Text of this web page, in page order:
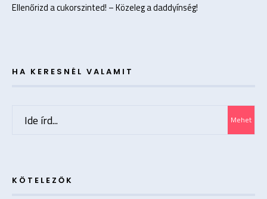
Ellenőrizd a cukorszinted! – Közeleg a daddyínség!
HA KERESNÉL VALAMIT
Mehet
KÖTELEZŐK